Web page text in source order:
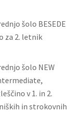
šolo BESEDE
za 2. letnik
šolo NEW
v 1. in 2.
in strokovnih